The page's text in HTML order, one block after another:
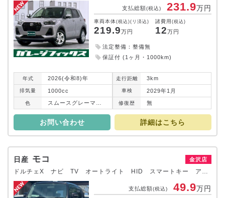
支払総額(税込) 231.9万円
車両本体(税込)(リ済込)
219.9万円
諸費用(税込)
12万円
法定整備：整備無
保証付 (1ヶ月・1000km)
年式 2026(令和8)年 走行距離 3km
排気量 1000cc 車検 2029年1月
色 修復 歴 無
お問い合わせ 詳細はこちら
日産 モコ 金沢店
支払総額(税込) 49.9万円